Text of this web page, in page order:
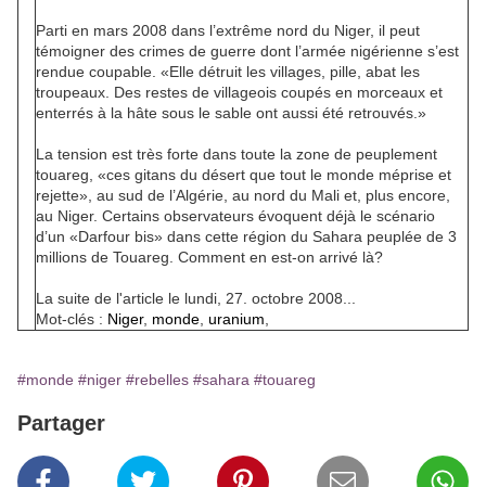
Parti en mars 2008 dans l’extrême nord du Niger, il peut
témoigner des crimes de guerre dont l’armée nigérienne s’est
rendue coupable. «Elle détruit les villages, pille, abat les
troupeaux. Des restes de villageois coupés en morceaux et
enterrés à la hâte sous le sable ont aussi été retrouvés.»
La tension est très forte dans toute la zone de peuplement
touareg, «ces gitans du désert que tout le monde méprise et
rejette», au sud de l’Algérie, au nord du Mali et, plus encore,
au Niger. Certains observateurs évoquent déjà le scénario
d’un «Darfour bis» dans cette région du Sahara peuplée de 3
millions de Touareg. Comment en est-on arrivé là?
La suite de l'article le lundi, 27. octobre 2008...
Mot-clés : Niger, monde uranium
#monde #niger #rebelles #sahara #touareg
Partager